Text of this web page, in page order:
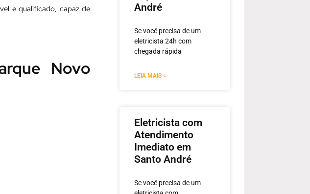
e qualificado, capaz de
Novo
André
Se você precisa de um
eletricista 24h com
chegada rápida
LEIA MAIS »
Eletricista com
Atendimento
Imediato em
Santo André
Se você precisa de um